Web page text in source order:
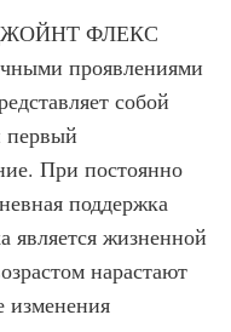
ДЖОЙНТ ФЛЕКС
проявлениями
собой
первый
При постоянно
поддержка
является жизненной
нарастают
изменения